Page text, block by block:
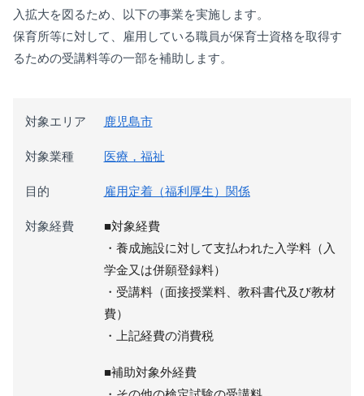
入拡大を図るため、以下の事業を実施します。
保育所等に対して、雇用している職員が保育士資格を取得す
るための受講料等の一部を補助します。
対象エリア 鹿児島市
対象業種 医療，福祉
目的 雇用定着（福利厚生）関係
対象経費
■対象経費
・養成施設に対して支払われた入学料（入
学金又は併願登録料）
・受講料（面接授業料、教科書代及び教材
費）
・上記経費の消費税
■補助対象外経費